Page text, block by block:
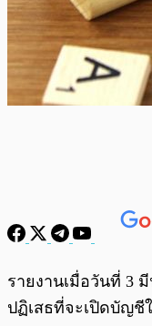
พร้อมเล่น
รายงานเมื่อวันที่ 3
ปฏิเสธที่จะเปิดบัญชี